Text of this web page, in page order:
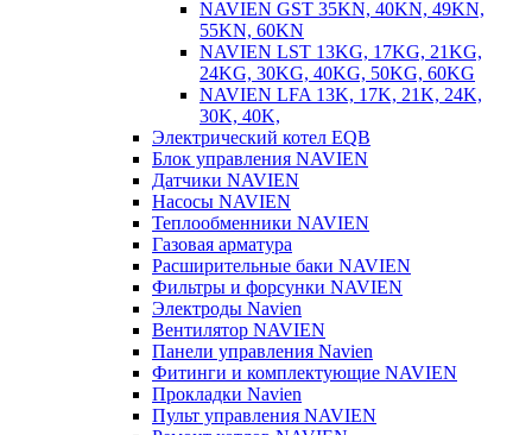
NAVIEN GST 35KN, 40KN, 49KN,
55KN, 60KN
NAVIEN LST 13KG, 17KG, 21KG,
24KG, 30KG, 40KG, 50KG, 60KG
NAVIEN LFA 13K, 17K, 21K, 24K,
30K, 40K,
Электрический котел EQB
Блок управления NAVIEN
Датчики NAVIEN
Насосы NAVIEN
Теплообменники NAVIEN
Газовая арматура
Расширительные баки NAVIEN
Фильтры и форсунки NAVIEN
Электроды Navien
Вентилятор NAVIEN
Панели управления Navien
Фитинги и комплектующие NAVIEN
Прокладки Navien
Пульт управления NAVIEN